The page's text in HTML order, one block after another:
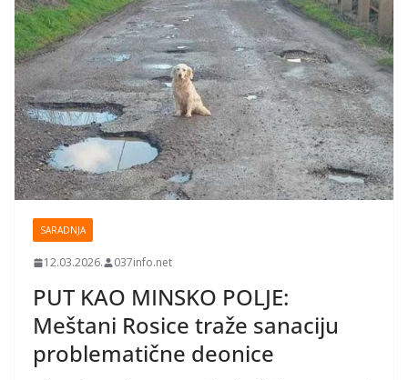
SARADNJA
12.03.2026. 037info.net
PUT KAO MINSKO POLJE:
Meštani Rosice traže sanaciju
problematične deonice